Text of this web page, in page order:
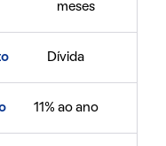
meses
Dívida
11% ao ano